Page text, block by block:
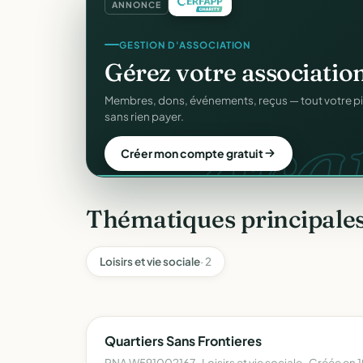
ANNONCE
GESTION D'ASSOCIATION
Gérez votre
Membres, dons, événements, reçus — tout votre
sans rien payer.
Créer mon compte gratuit
CRM ASSOCIATIF
UnCRM completpour
Fiches donateurs, historique des dons, relances,
fichiers Excel.
Découvrir le CRM gratuit
Thématiques
Loisirs et vie sociale· 2
Quartiers Sans Frontieres